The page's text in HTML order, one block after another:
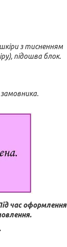
з тисненням
підошва блок.
час оформлення